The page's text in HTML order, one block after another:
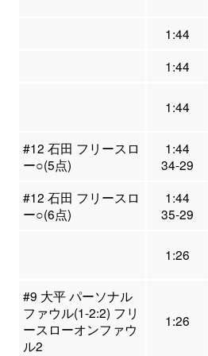
1:44
1:44
1:44
#12 石田 フリースロ
ー○(5点)
1:44
34-29
#12 石田 フリースロ
ー○(6点)
1:44
35-29
1:26
#9 大平 パーソナル
ファウル(1-2:2) フリ
ースローオンファウ
ル2
1:26